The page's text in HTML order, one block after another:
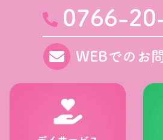
0766-
WEBでのお